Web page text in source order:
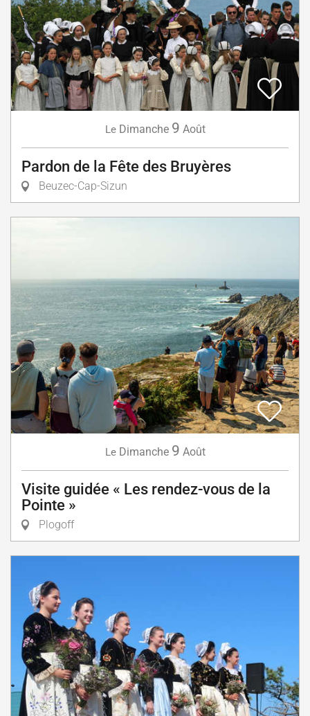
Le Dimanche 9 Août
Pardon de la Fête des Bruyères
Beuzec-Cap-Sizun
Le Dimanche 9 Août
Visite guidée « Les rendez-vous de la
Pointe »
Plogoff